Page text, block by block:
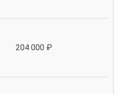
204 000 ₽